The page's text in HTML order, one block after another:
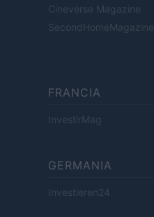
Cineverse Magazine
SecondHomeMagazine
FRANCIA
InvestirMag
GERMANIA
Investieren24